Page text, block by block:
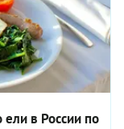
ели в России по